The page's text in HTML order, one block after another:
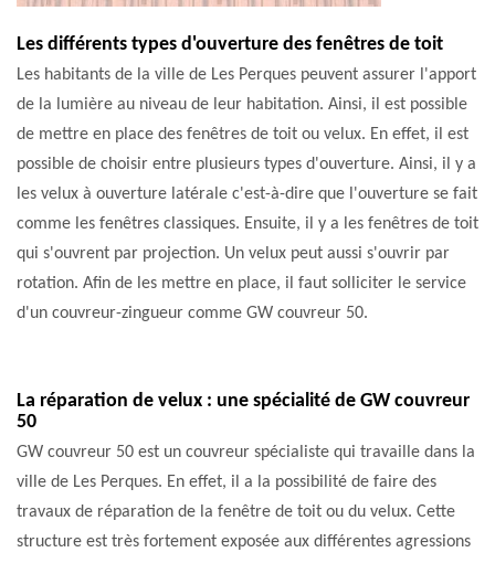
Les différents types d'ouverture des fenêtres de toit
Les habitants de la ville de Les Perques peuvent assurer l'apport
de la lumière au niveau de leur habitation. Ainsi, il est possible
de mettre en place des fenêtres de toit ou velux. En effet, il est
possible de choisir entre plusieurs types d'ouverture. Ainsi, il y a
les velux à ouverture latérale c'est-à-dire que l'ouverture se fait
comme les fenêtres classiques. Ensuite, il y a les fenêtres de toit
qui s'ouvrent par projection. Un velux peut aussi s'ouvrir par
rotation. Afin de les mettre en place, il faut solliciter le service
d'un couvreur-zingueur comme GW couvreur 50.
La réparation de velux : une spécialité de GW couvreur
50
GW couvreur 50 est un couvreur spécialiste qui travaille dans la
ville de Les Perques. En effet, il a la possibilité de faire des
travaux de réparation de la fenêtre de toit ou du velux. Cette
structure est très fortement exposée aux différentes agressions